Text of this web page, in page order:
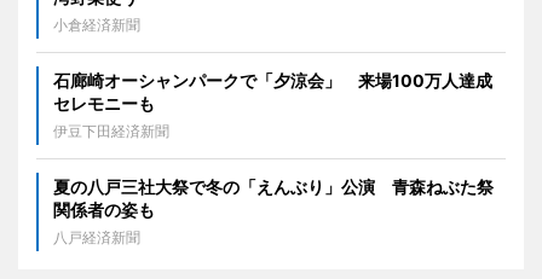
小倉経済新聞
石廊崎オーシャンパークで「夕涼会」 来場100万人達成
セレモニーも
伊豆下田経済新聞
夏の八戸三社大祭で冬の「えんぶり」公演 青森ねぶた祭
関係者の姿も
八戸経済新聞